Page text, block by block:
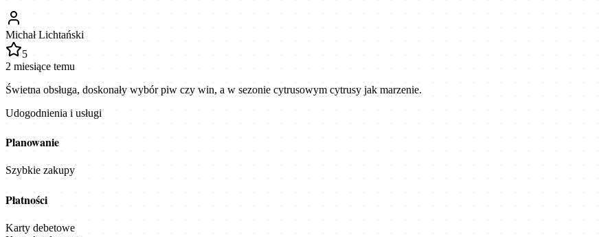
Michał Lichtański
5
2 miesiące temu
Świetna obsługa, doskonały wybór piw czy win, a w sezonie cytrusowym cytrusy jak marzenie.
Udogodnienia i usługi
Planowanie
Szybkie zakupy
Płatności
Karty debetowe